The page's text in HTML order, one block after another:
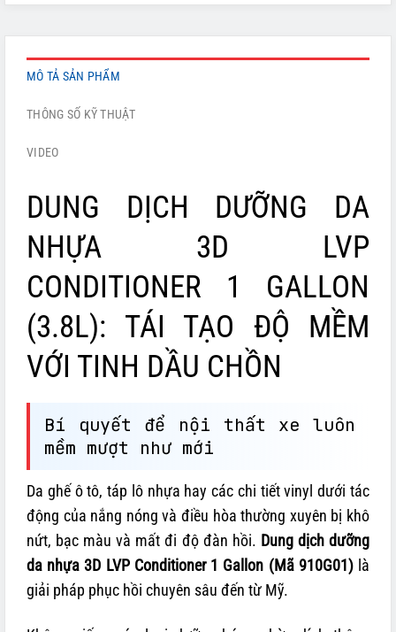
MÔ TẢ SẢN PHẨM
THÔNG SỐ KỸ THUẬT
VIDEO
DUNG DỊCH DƯỠNG DA
NHỰA 3D LVP
CONDITIONER 1 GALLON
(3.8L): TÁI TẠO ĐỘ MỀM
VỚI TINH DẦU CHỒN
Bí quyết để nội thất xe luôn
mềm mượt như mới
Da ghế ô tô, táp lô nhựa hay các chi tiết vinyl dưới tác
động của nắng nóng và điều hòa thường xuyên bị khô
nứt, bạc màu và mất đi độ đàn hồi. Dung dịch dưỡng
da nhựa 3D LVP Conditioner 1 Gallon (Mã 910G01)là
giải pháp phục hồi chuyên sâu đến từ Mỹ.